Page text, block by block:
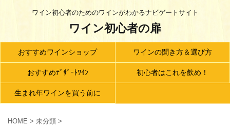
ワイン初心者のためのワインがわかるナビゲートサイト
ワイン初心者の扉
おすすめワインショップ ワインの聞き方＆選び方
おすすめﾃﾞｻﾞｰﾄﾜｲﾝ 初心者はこれを飲め！
生まれ年ワインを買う前に
HOME > 未分類 >